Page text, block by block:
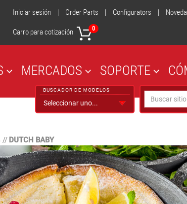
Iniciar sesión | Order Parts | Configurators |
Carro para cotización 0
MERCADOS SOPORTE
BUSCADOR DE MODELOS
// DUTCH BABY